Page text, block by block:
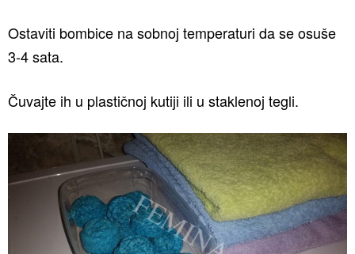
Ostaviti bombice na sobnoj temperaturi da se osuše
3-4 sata.
Čuvajte ih u plastičnoj kutiji ili u staklenoj tegli.